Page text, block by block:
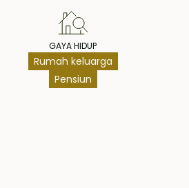
GAYA HIDUP
Rumah keluarga
Pensiun